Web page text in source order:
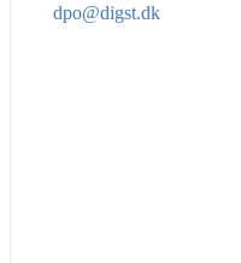
dpo@digst.dk